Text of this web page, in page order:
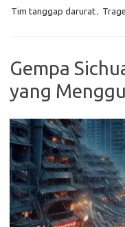
Tim tanggap darurat,
Gempa
yang